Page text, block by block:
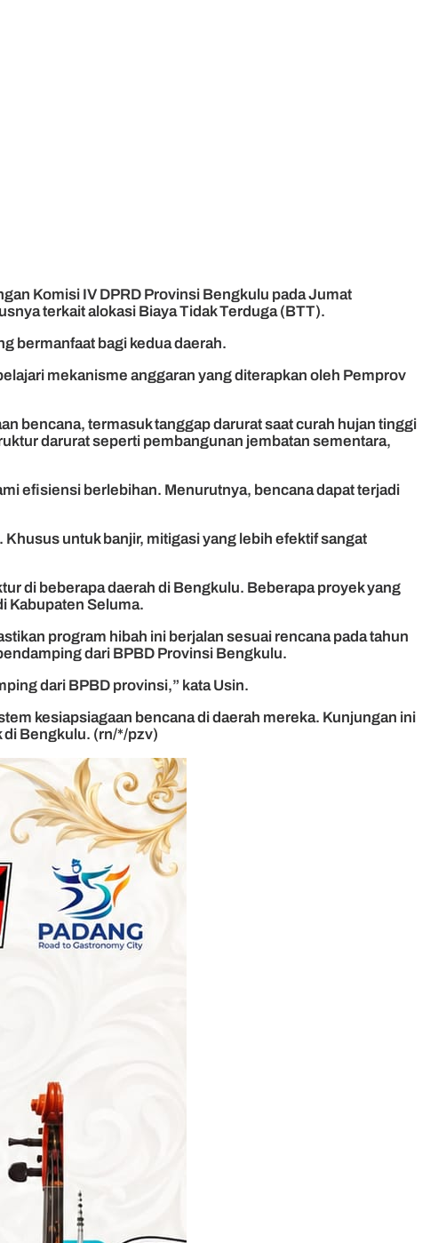
Komisi IV DPRD Provinsi Bengkulu pada Jumat
terkait alokasi Biaya Tidak Terduga (BTT).
bermanfaat bagi kedua daerah.
mekanisme anggaran yang diterapkan oleh Pemprov
bencana, termasuk tanggap darurat saat curah hujan tinggi
darurat seperti pembangunan jembatan sementara,
efisiensi berlebihan. Menurutnya, bencana dapat terjadi
untuk banjir, mitigasi yang lebih efektif sangat
di beberapa daerah di Bengkulu. Beberapa proyek yang
Kabupaten Seluma.
program hibah ini berjalan sesuai rencana pada tahun
dari BPBD Provinsi Bengkulu.
dari BPBD provinsi,” kata Usin.
kesiapsiagaan bencana di daerah mereka. Kunjungan ini
di Bengkulu. (rn/*/pzv)